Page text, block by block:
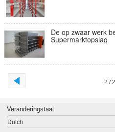
De op zwaar werk
Supermarktopslag
2 / 2
Veranderingstaal
Dutch